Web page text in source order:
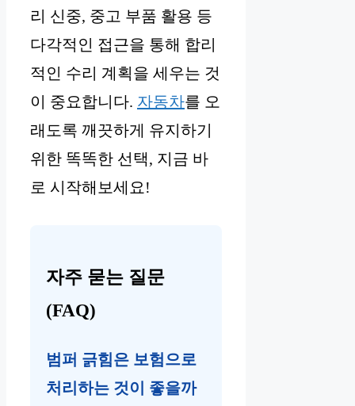
리 신중, 중고 부품 활용 등
다각적인 접근을 통해 합리
적인 수리 계획을 세우는 것
이 중요합니다. 자동차를 오
래도록 깨끗하게 유지하기
위한 똑똑한 선택, 지금 바
로 시작해보세요!
자주 묻는 질문
(FAQ)
범퍼 긁힘은 보험으로
처리하는 것이 좋을까